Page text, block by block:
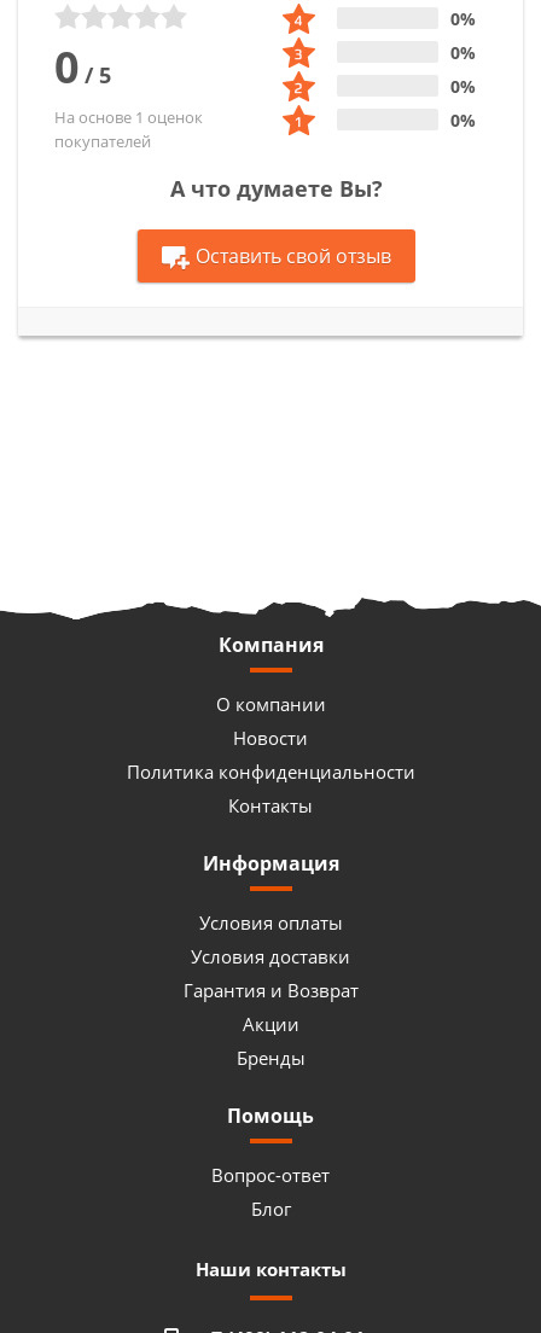
0 /5
На основе 1 оценок
покупателей
0%
0%
0%
0%
А что думаете Вы?
Оставить свой отзыв
Компания
О компании
Новости
Политика конфиденциальности
Контакты
Информация
Условия оплаты
Условия доставки
Гарантия и Возврат
Акции
Бренды
Помощь
Вопрос-ответ
Блог
Наши контакты